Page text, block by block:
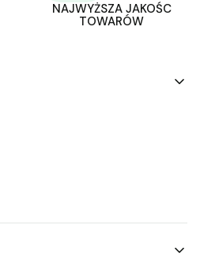
NAJWYŻSZA JAKOŚC
TOWARÓW